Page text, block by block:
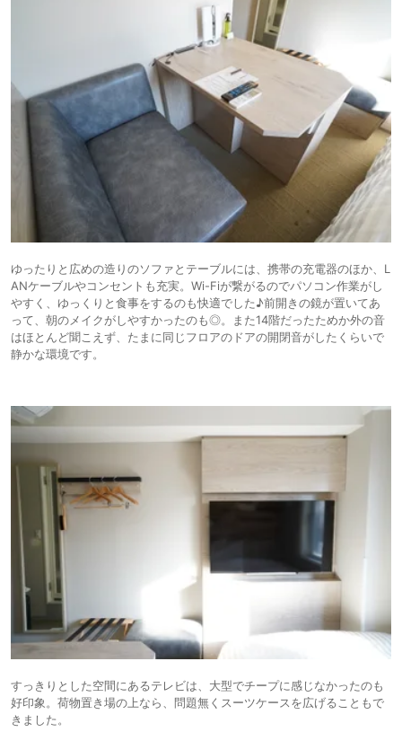
ゆったりと広めの造りのソファとテーブルには、携帯の充電器のほか、L
ANケーブルやコンセントも充実。Wi-Fiが繋がるのでパソコン作業がし
やすく、ゆっくりと食事をするのも快適でした♪前開きの鏡が置いてあ
って、朝のメイクがしやすかったのも◎。また14階だったためか外の音
はほとんど聞こえず、たまに同じフロアのドアの開閉音がしたくらいで
静かな環境です。
すっきりとした空間にあるテレビは、大型でチープに感じなかったのも
好印象。荷物置き場の上なら、問題無くスーツケースを広げることもで
きました。